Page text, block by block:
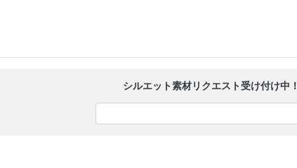
シルエット素材リクエスト受け付け中！